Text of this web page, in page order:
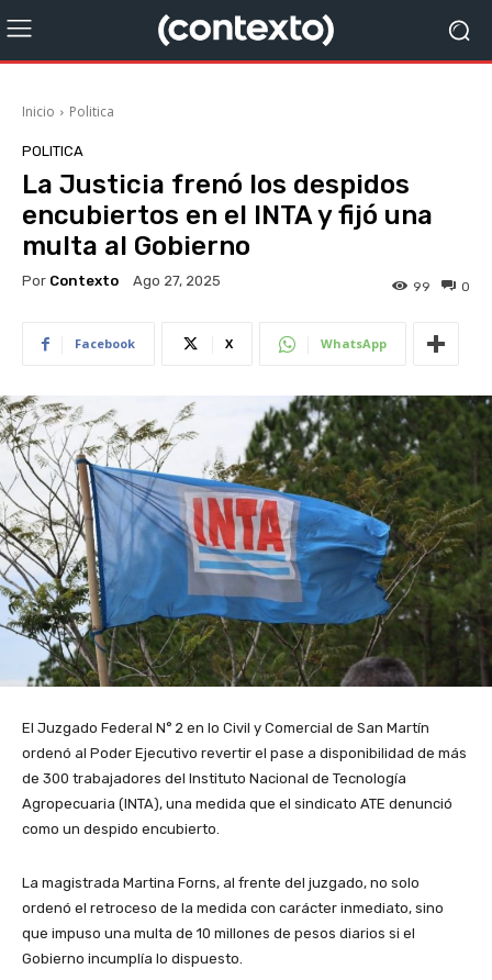
Inicio Politica
POLITICA
La Justicia frenó los despidos
encubiertos en el INTA y fijó una
multa al Gobierno
Por Contexto Ago 27, 2025 0
99
Facebook X WhatsApp
El Juzgado Federal N° 2 en lo Civil y Comercial de San Martín
ordenó al Poder Ejecutivo revertir el pase a disponibilidad de más
de 300 trabajadores del Instituto Nacional de Tecnología
Agropecuaria (INTA), una medida que el sindicato ATE denunció
como un despido encubierto.
La magistrada Martina Forns, al frente del juzgado, no solo
ordenó el retroceso de la medida con carácter inmediato, sino
que impuso una multa de 10 millones de pesos diarios si el
Gobierno incumplía lo dispuesto.